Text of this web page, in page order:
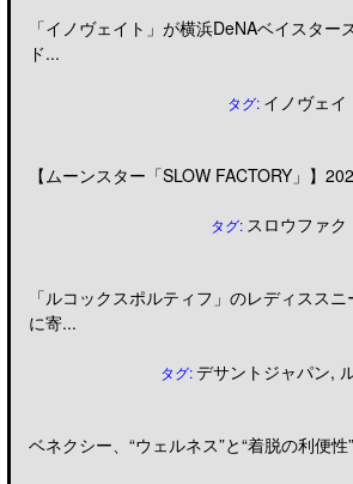
「イノヴェイト」が横浜DeNAベイスター
ド...
タグ: イノヴェイ
【ムーンスター「SLOW FACTORY」】
タグ: スロウファク
「ルコックスポルティフ」のレディスス
に寄...
タグ:デサントジャパン,
ベネクシー、“ウェルネス”と“着脱の利便